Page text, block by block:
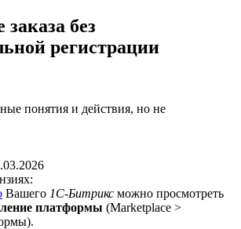
без
регистрации
понятия и действия, но не
Вашего 1С-Битрикс можно просмотреть
платформы (Marketplace >
).